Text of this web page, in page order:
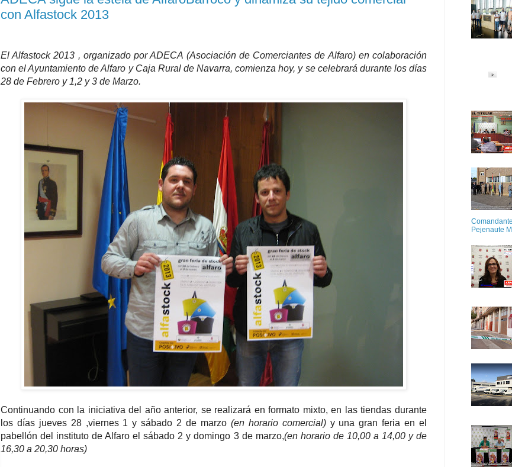
con Alfastock 2013
El Alfastock 2013 , organizado por ADECA (Asociación de Comerciantes de Alfaro) en colaboración
con el Ayuntamiento de Alfaro y Caja Rural de Navarra, comienza hoy, y se celebrará durante los días
28 de Febrero y 1,2 y 3 de Marzo.
Continuando con la iniciativa del año anterior, se realizará en formato mixto, en las tiendas durante
los días jueves 28 ,viernes 1 y sábado 2 de marzo (en horario comercial)y una gran feria en el
pabellón del instituto de Alfaro el sábado 2 y domingo 3 de marzo,(en horario de 10,00 a 14,00 y de
16,30 a 20,30 horas)
Pejenaute